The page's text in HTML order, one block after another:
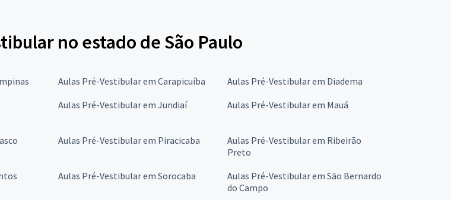
no estado de São Paulo
Aulas Pré-Vestibular em Carapicuíba
Aulas Pré-Vestibular em Diadema
Aulas Pré-Vestibular em Jundiaí Aulas Pré-Vestibular em Mauá
Aulas Pré-Vestibular em Piracicaba
Aulas Pré-Vestibular em Ribeirão
Preto
Aulas Pré-Vestibular em Sorocaba
Aulas Pré-Vestibular em São Bernardo
do Campo